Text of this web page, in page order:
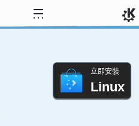
立即安裝
Linux